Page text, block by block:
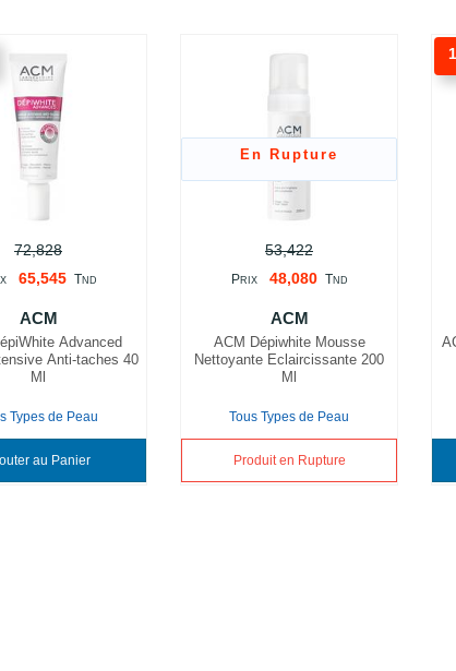
72,828
65,545 TND
ACM
Advanced
Anti-taches 40
Ml
Types de Peau
Ajouter au Panier
En Rupture
53,422
PRIX 48,080 TND
ACM
ACM Dépiwhite Mousse
Nettoyante Eclaircissante 200
Ml
Tous Types de Peau
Produit en Rupture